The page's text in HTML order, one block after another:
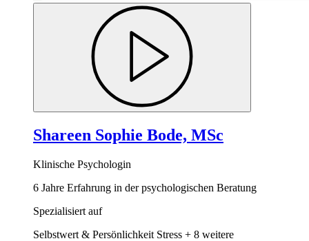
Shareen Sophie Bode, MSc
Klinische Psychologin
6 Jahre Erfahrung in der psychologischen Beratung
Spezialisiert auf
Selbstwert & Persönlichkeit Stress + 8 weitere